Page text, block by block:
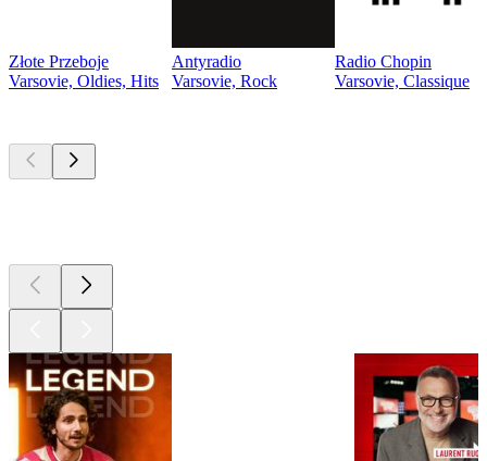
Złote Przeboje
Varsovie, Oldies, Hits
Antyradio
Varsovie, Rock
Radio Chopin
Varsovie, Classique